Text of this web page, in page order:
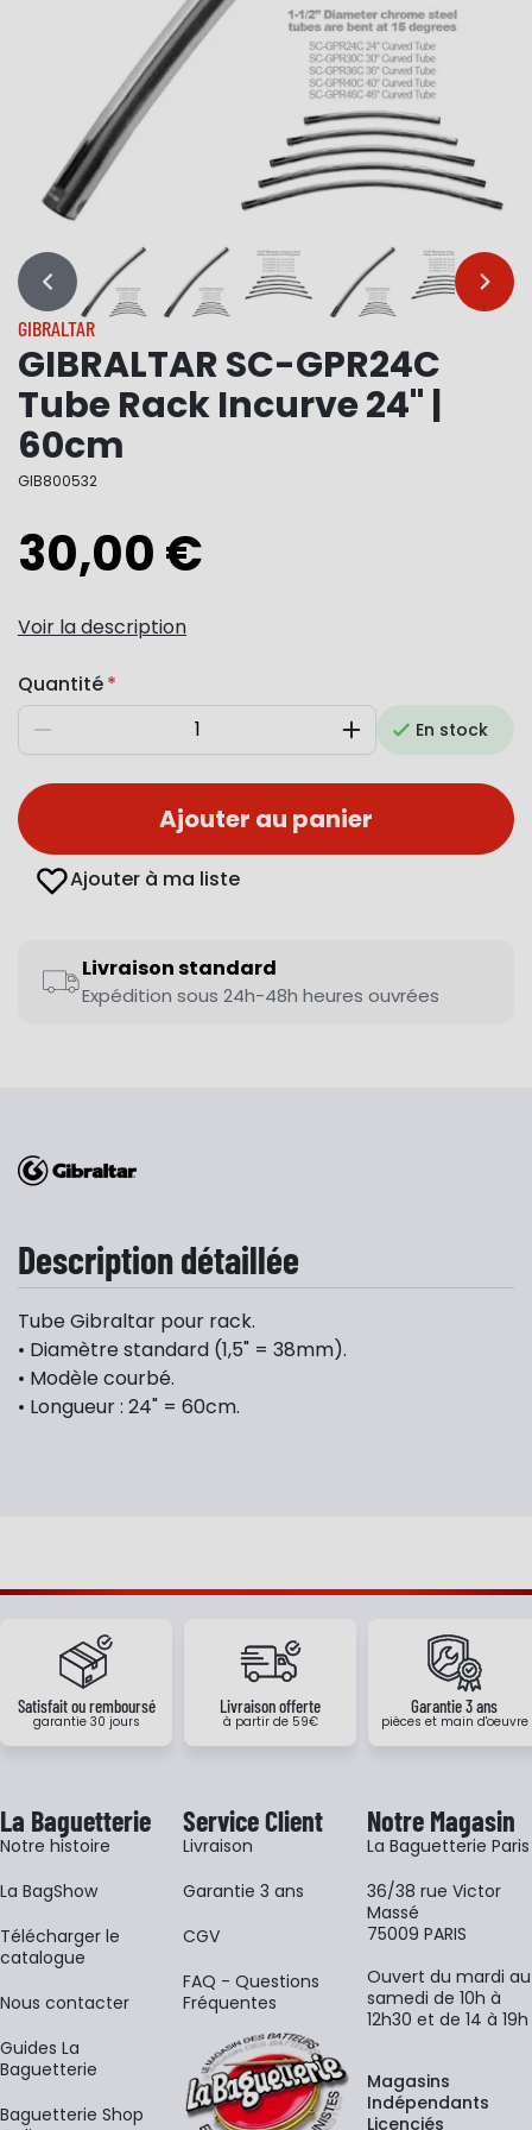
… …
GIBRALTAR
GIBRALTAR SC-GPR24C
Tube Rack Incurve 24" |
60cm
GIB800532
30,00 €
Voir la description
Quantité
Diminuer AugmenterEn stock
Ajouter au panier
Ajouter à ma liste
Livraison standard
Expédition sous 24h-48h heures ouvrées
Description détaillée
Tube Gibraltar pour rack.
• Diamètre standard (1,5" = 38mm).
• Modèle courbé.
• Longueur : 24" = 60cm.
Satisfait ou remboursé
garantie 30 jours
Livraison offerte
à partir de 59€
Garantie 3 ans
pièces et main d'oeuvre
La Baguetterie
Notre histoire
La BagShow
​Télécharger le
catalogue
Nous contacter
Guides La
Baguetterie
Baguetterie Shop
Service Client
Livraison
Garantie 3 ans
CGV
FAQ - Questions
Fréquentes
Notre Magasin
La Baguetterie Paris
36/38 rue Victor
Massé
75009 PARIS
Ouvert du mardi au
samedi de 10h à
12h30 et de 14 à 19h
Magasins
Indépendants
Licenciés